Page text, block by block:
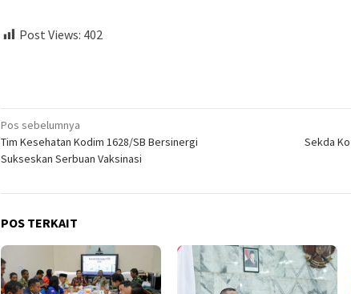
Post Views: 402
Navigasi
pos
Pos sebelumnya
Tim Kesehatan Kodim 1628/SB Bersinergi
Sukseskan Serbuan Vaksinasi
Sekda
POS TERKAIT